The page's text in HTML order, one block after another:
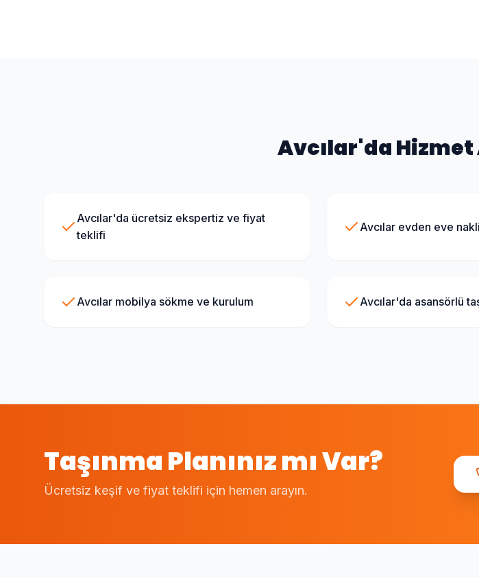
Avcılar'da
Avcılar'da ücretsiz ekspertiz ve fiyat
teklifi
Avcılar evden eve
Avcılar mobilya sökme ve kurulum Avcılar'da asansörlü
Taşınma Planınız mı Var?
Ücretsiz keşif ve fiyat teklifi için hemen arayın.